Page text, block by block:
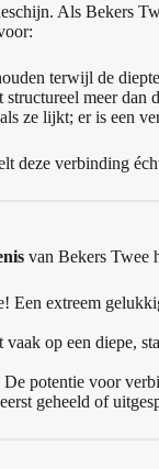
Als Bekers
terwijl de
structureel meer dan
ze lijkt; er is een
deze verbinding
van Bekers Twee
Een extreem
vaak op een diepe,
De potentie voor
geheeld of